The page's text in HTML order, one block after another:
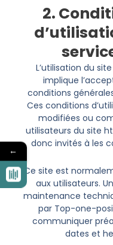
2.
L’utilisation du site
implique
conditions
Ces conditions
modifiées ou
utilisateurs du site
donc invités à les
Ce site est
aux utilisateurs.
maintenance
par Top-one-
communiquer
dates et
←